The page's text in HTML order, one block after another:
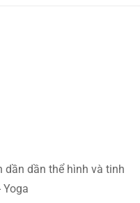
dần dần thể hình và tinh